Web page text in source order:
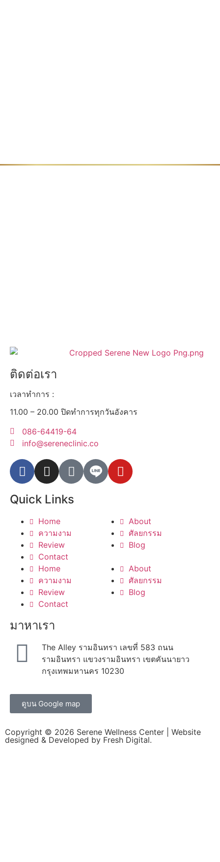
ติดต่อเรา
เวลาทำการ :
11.00 – 20.00 ปิดทำการทุกวันอังคาร
086-64419-64
info@sereneclinic.co
Quick Links
Home
About
ความงาม
ศัลยกรรม
Review
Blog
Contact
Home
About
ความงาม
ศัลยกรรม
Review
Blog
Contact
มาหาเรา
The Alley รามอินทรา เลขที่ 583 ถนน
รามอินทรา แขวงรามอินทรา เขตคันนายาว
กรุงเทพมหานคร 10230
ดูบน Google map
Copyright © 2026 Serene Wellness Center | Website
designed & Developed by Fresh Digital.